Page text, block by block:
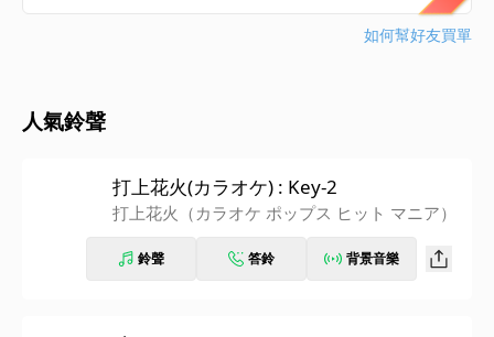
如何幫好友買單
人氣鈴聲
打上花火(カラオケ) : Key-2
打上花火（カラオケ ポップス ヒット マニア）
鈴聲 答鈴 背景音樂